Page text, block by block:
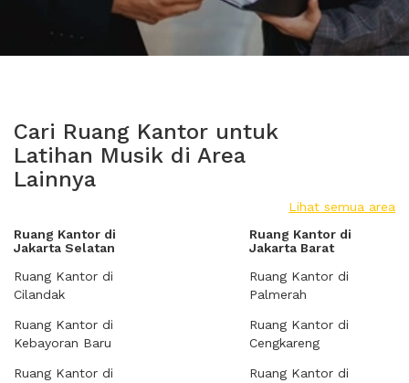
Cari Ruang Kantor untuk
Latihan Musik di Area
Lainnya
Lihat semua area
Ruang Kantor di
Jakarta Selatan
Ruang Kantor di
Cilandak
Ruang Kantor di
Kebayoran Baru
Ruang Kantor di
Ruang Kantor di
Jakarta Barat
Ruang Kantor di
Palmerah
Ruang Kantor di
Cengkareng
Ruang Kantor di